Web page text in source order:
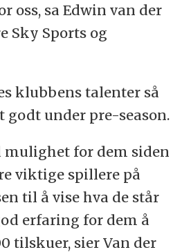
oss, sa Edwin van der
Sky Sports og
klubbens talenter så
godt under pre-season.
mulighet for dem siden
viktige spillere på
til å vise hva de står
erfaring for dem å
tilskuer, sier Van der